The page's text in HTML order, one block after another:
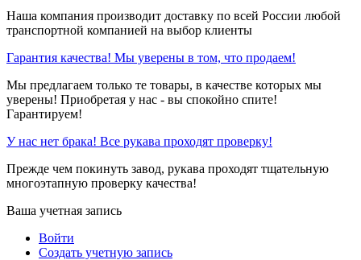
Наша компания производит доставку по всей России любой
транспортной компанией на выбор клиенты
Гарантия качества! Мы уверены в том, что продаем!
Мы предлагаем только те товары, в качестве которых мы
уверены! Приобретая у нас - вы спокойно спите!
Гарантируем!
У нас нет брака! Все рукава проходят проверку!
Прежде чем покинуть завод, рукава проходят тщательную
многоэтапную проверку качества!
Ваша учетная запись
Войти
Создать учетную запись